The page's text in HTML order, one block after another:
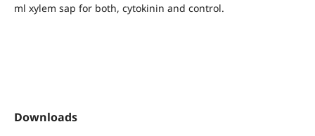
ml xylem sap for both, cytokinin and control.
Downloads